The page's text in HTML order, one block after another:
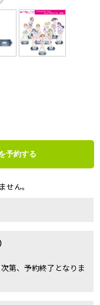
予約する
ん。
第、予約終了となりま